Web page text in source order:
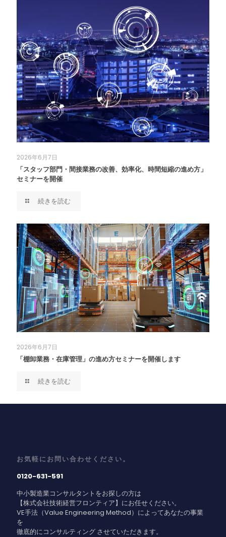
2026年6月7日
「スタッフ部門・間接業務の改善、効率化、時間短縮の進め方」
セミナーを開催
続きを読む
2026年6月7日
「棚卸業務・在庫管理」の進め方セミナーを開催します
続きを読む
お気軽にお問い合わせください。
0120-631-591
中小製造業コンサルタントをお探しの方は
【株式会社技術経営フロンティア】にお任せください。
VE手法（Value Engineering Method）によってあなたの事業
を
徹底的にコンサルティング させていただきます。